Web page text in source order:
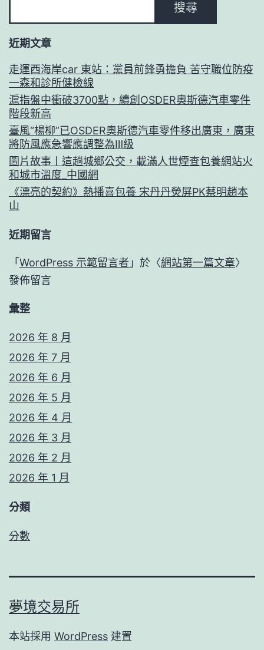
搜尋
近期文章
走運西海岸car 東站：黨員前鋒勇擔負 苦守職位防疫
一森和診所健檢線
滬指盤中衝破3700點，續創OSDER奧斯德汽車零件
階段新高
臺風“楊柳”已OSDER奧斯德汽車零件移出廣東，廣東
將防風應急響應調整為Ⅲ級
圖片故事丨這趟城鄉公交，載滿人世煙查包養網站火
和城市溫度_中國網
《漂亮的契約》熱播喜包養 宋丹丹熒屏PK蔡明趙本
山
近期留言
「 WordPress 示範留言者 」於〈網站第一篇文章〉
發佈留言
彙整
2026 年 8 月
2026 年 7 月
2026 年 6 月
2026 年 5 月
2026 年 4 月
2026 年 3 月
2026 年 2 月
2026 年 1 月
分類
分數
夢境交易所
本站採用 WordPress 建置